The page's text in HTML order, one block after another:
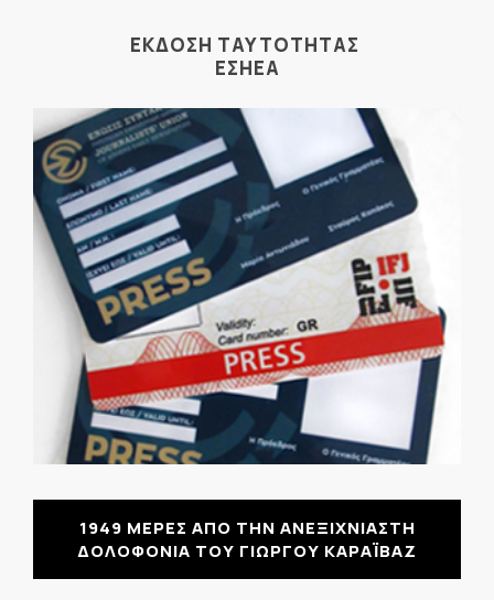
ΕΚΔΟΣΗ ΤΑΥΤΟΤΗΤΑΣ
ΕΣΗΕΑ
1949 ΜΕΡΕΣ ΑΠΟ ΤΗΝ ΑΝΕΞΙΧΝΙΑΣΤΗ
ΔΟΛΟΦΟΝΙΑ ΤΟΥ ΓΙΩΡΓΟΥ ΚΑΡΑΪΒΑΖ